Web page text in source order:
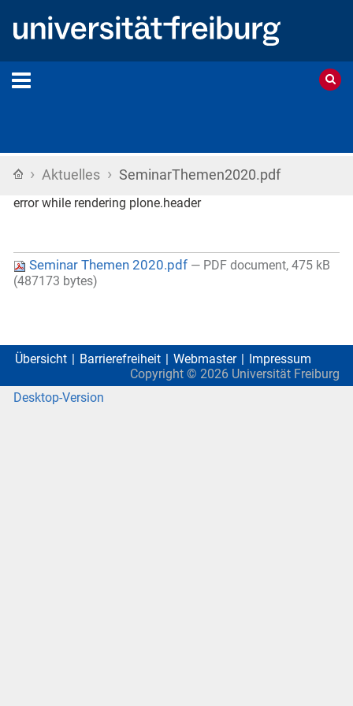
Startseite
› Aktuelles › SeminarThemen2020.pdf
error while rendering plone.header
Seminar Themen 2020.pdf — PDF document, 475 kB
(487173 bytes)
Übersicht Barrierefreiheit Webmaster
Impressum
Copyright © 2026 Universität Freiburg
Desktop-Version